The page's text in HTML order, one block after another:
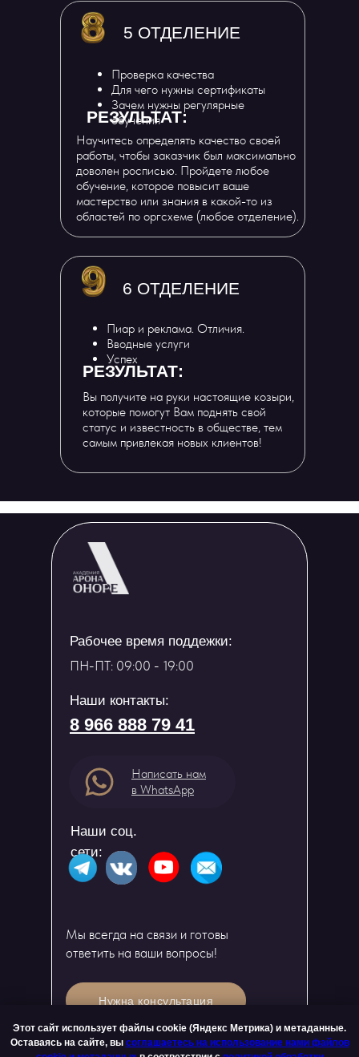
Пиар и реклама. Отличия.
Вводные услуги
Успех
6 ОТДЕЛЕНИЕ
РЕЗУЛЬТАТ:
Вы получите на руки настоящие козыри,
которые помогут Вам поднять свой
статус и известность в обществе, тем
самым привлекая новых клиентов!
Проверка качества
Для чего нужны сертификаты
Зачем нужны регулярные
обучения
5 ОТДЕЛЕНИЕ
РЕЗУЛЬТАТ:
Научитесь определять качество своей
работы, чтобы заказчик был максимально
доволен росписью. Пройдете любое
обучение, которое повысит ваше
мастерство или знания в какой-то из
областей по оргсхеме (любое отделение).
Рабочее время поддежки:
ПН-ПТ: 09:00 - 19:00
Наши контакты:
Написать нам
в WhatsApp
8 966 888 79 41
Нужна консультация
Оферта
Мы всегда на связи и готовы
ответить на ваши вопросы!
Наши соц.
сети:
Этот сайт использует файлы cookie (Яндекс Метрика) и метаданные.
Оставаясь на сайте, вы соглашаетесь на использование нами файлов